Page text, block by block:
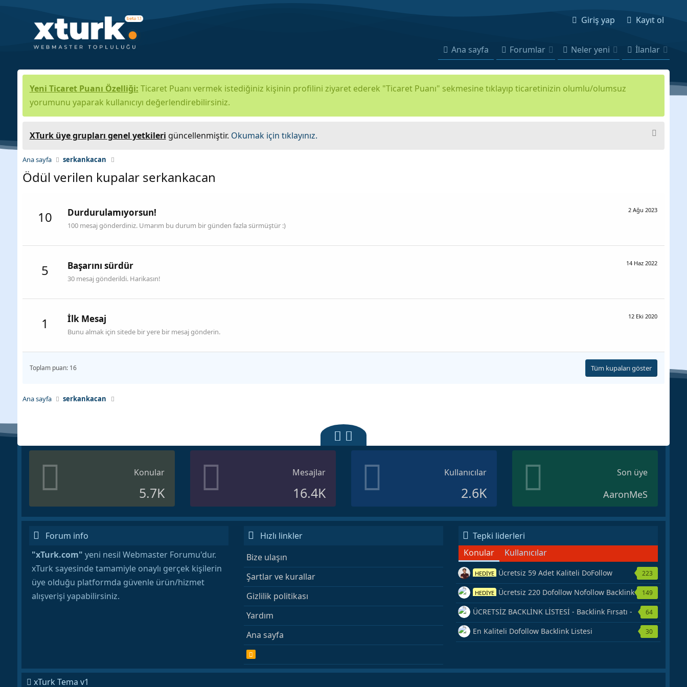
Giriş yap Kayıt ol
Ana sayfa Forumlar Neler yeni İlanlar
Yeni Ticaret Puanı Özelliği: Ticaret Puanı vermek istediğiniz kişinin profilini ziyaret ederek "Ticaret Puanı" sekmesine tıklayıp ticaretinizin olumlu/olumsuz
yorumunu yaparak kullanıcıyı değerlendirebilirsiniz.
XTurk üye grupları genel yetkileri güncellenmiştir. Okumak için tıklayınız.
Ana sayfa serkankacan
Ödül verilen kupalar serkankacan
10 2 Ağu 2023
Durdurulamıyorsun!
100 mesaj gönderdiniz. Umarım bu durum bir günden fazla sürmüştür :)
5 14 Haz 2022
Başarını sürdür
30 mesaj gönderildi. Harikasın!
1 12 Eki 2020
İlk Mesaj
Bunu almak için sitede bir yere bir mesaj gönderin.
Toplam puan: 16 Tüm kupaları göster
Ana sayfa serkankacan
Konular
5.7K
Mesajlar
16.4K
Kullanıcılar
2.6K
Son üye
AaronMeS
Forum info
"xTurk.com" yeni nesil Webmaster Forumu'dur.
xTurk sayesinde tamamiyle onaylı gerçek kişilerin
üye olduğu platformda güvenle ürün/hizmet
alışverişi yapabilirsiniz.
Hızlı linkler
Bize ulaşın
Şartlar ve kurallar
Gizlilik politikası
Yardım
Ana sayfa
R
S
S
Tepki liderleri
Konular
Kullanıcılar
HEDİYE Ücretsiz 59 Adet Kaliteli DoFollow
Backlink Kaynağı Veriyorum.
223
HEDİYE Ücretsiz 220 Dofollow Nofollow Backlink
Veriyorum
149
ÜCRETSİZ BACKLİNK LİSTESİ - Backlink Fırsatı -
Hemen Yetiş!
64
En Kaliteli Dofollow Backlink Listesi 30
xTurk Tema v1